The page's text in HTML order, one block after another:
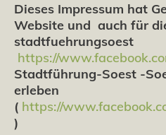
Dieses Impressum hat
Website und auch für
stadtfuehrungsoest
https://
Stadtführung-Soest -
erleben
( https://
)